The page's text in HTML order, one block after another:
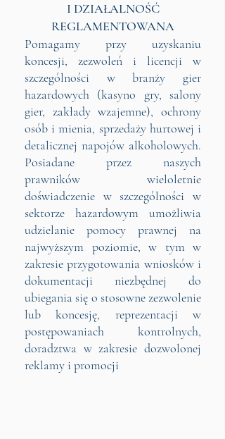
I DZIAŁALNOŚĆ
REGLAMENTOWANA
Pomagamy przy uzyskaniu
koncesji, zezwoleń i licencji w
szczególności w branży gier
hazardowych (kasyno gry, salony
gier, zakłady wzajemne), ochrony
osób i mienia, sprzedaży hurtowej i
detalicznej napojów alkoholowych.
Posiadane przez naszych
prawników wieloletnie
doświadczenie w szczególności w
sektorze hazardowym umożliwia
udzielanie pomocy prawnej na
najwyższym poziomie, w tym w
zakresie przygotowania wniosków i
dokumentacji niezbędnej do
ubiegania się o stosowne zezwolenie
lub koncesję, reprezentacji w
postępowaniach kontrolnych,
doradztwa w zakresie dozwolonej
reklamy i promocji